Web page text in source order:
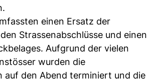
einen Ersatz der
Strassenabschlüsse und einen
Aufgrund der vielen
wurden die
auf den Abend terminiert und die